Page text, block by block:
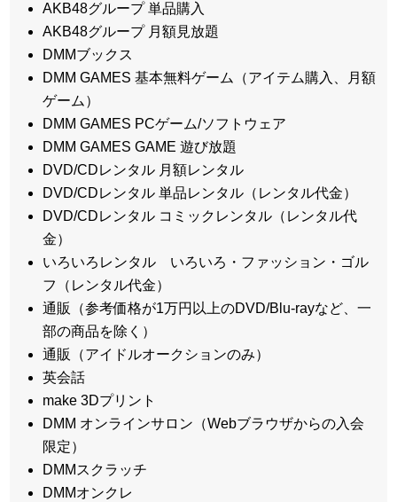
AKB48グループ 単品購入
AKB48グループ 月額見放題
DMMブックス
DMM GAMES 基本無料ゲーム（アイテム購入、月額
ゲーム）
DMM GAMES PCゲーム/ソフトウェア
DMM GAMES GAME 遊び放題
DVD/CDレンタル 月額レンタル
DVD/CDレンタル 単品レンタル（レンタル代金）
DVD/CDレンタル コミックレンタル（レンタル代
金）
いろいろレンタル いろいろ・ファッション・ゴル
フ（レンタル代金）
通販（参考価格が1万円以上のDVD/Blu-rayなど、一
部の商品を除く）
通販（アイドルオークションのみ）
英会話
make 3Dプリント
DMM オンラインサロン（Webブラウザからの入会
限定）
DMMスクラッチ
DMMオンクレ